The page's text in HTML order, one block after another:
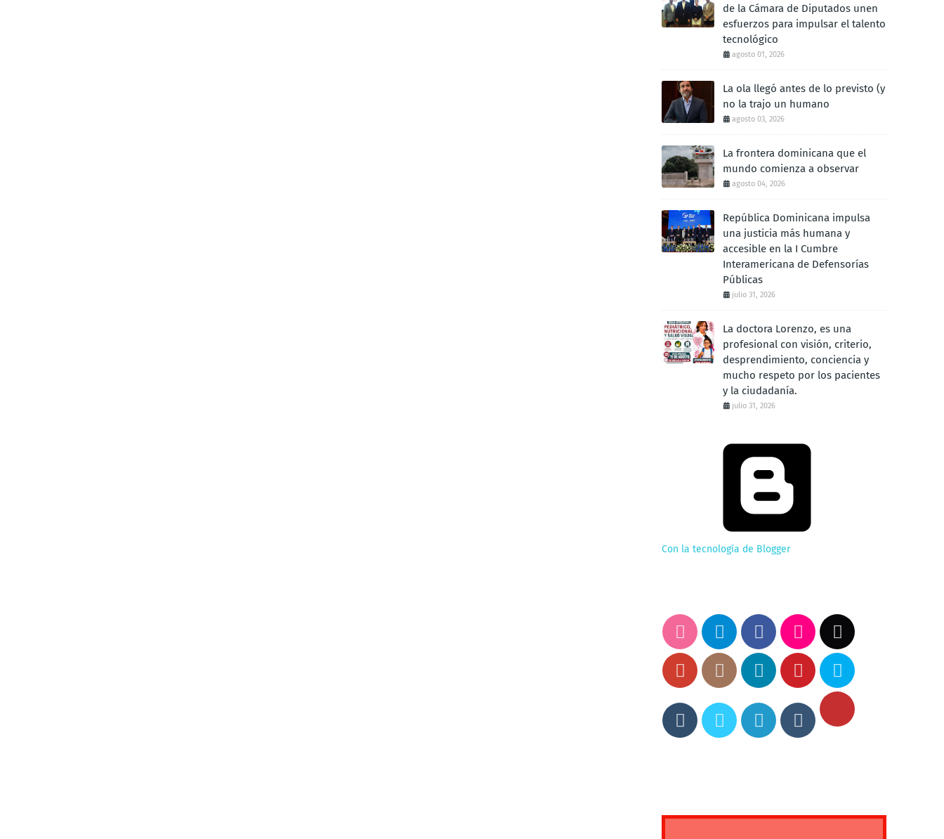
de la Cámara de Diputados unen
esfuerzos para impulsar el talento
tecnológico
agosto 01, 2026
La ola llegó antes de lo previsto (y
no la trajo un humano
agosto 03, 2026
La frontera dominicana que el
mundo comienza a observar
agosto 04, 2026
República Dominicana impulsa
una justicia más humana y
accesible en la I Cumbre
Interamericana de Defensorías
Públicas
julio 31, 2026
La doctora Lorenzo, es una
profesional con visión, criterio,
desprendimiento, conciencia y
mucho respeto por los pacientes
y la ciudadanía.
julio 31, 2026
Con la tecnología de Blogger